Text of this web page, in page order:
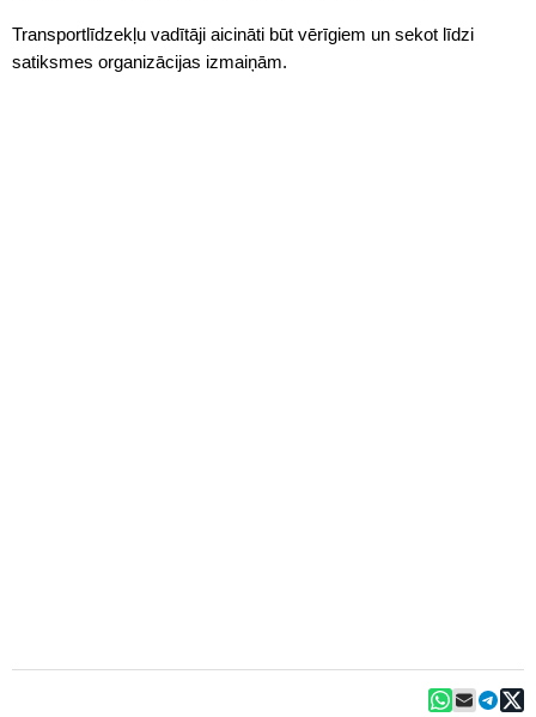
Transportlīdzekļu vadītāji aicināti būt vērīgiem un sekot līdzi
satiksmes organizācijas izmaiņām.